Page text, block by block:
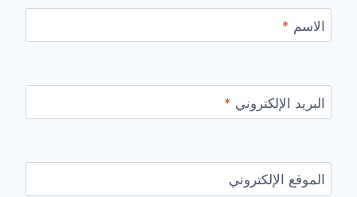
الاسم *
البريد الإلكتروني *
الموقع الإلكتروني